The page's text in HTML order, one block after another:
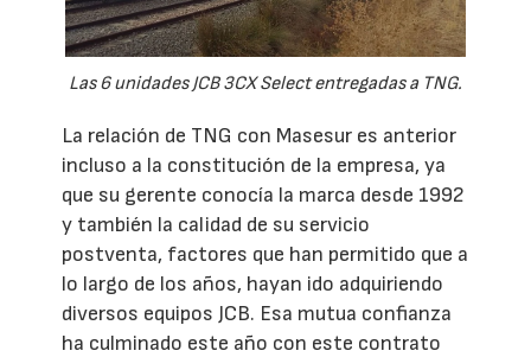
Las 6 unidades JCB 3CX Select entregadas a TNG.
La relación de TNG con Masesur es anterior
incluso a la constitución de la empresa, ya
que su gerente conocía la marca desde 1992
y también la calidad de su servicio
postventa, factores que han permitido que a
lo largo de los años, hayan ido adquiriendo
diversos equipos JCB. Esa mutua confianza
ha culminado este año con este contrato